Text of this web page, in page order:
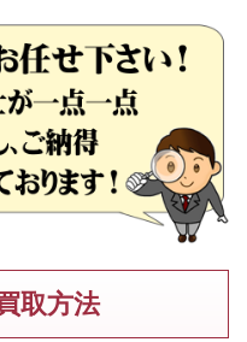
取方法